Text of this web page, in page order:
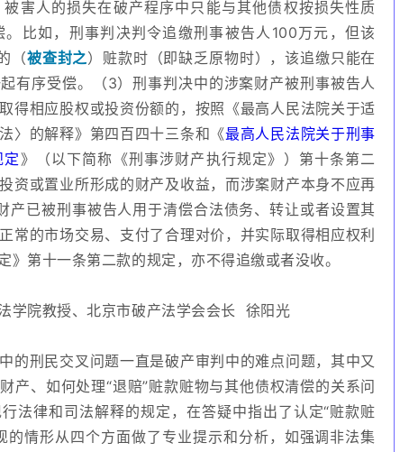
被害人的损失在破产程序中只能与其他债权按损失性质
。比如，刑事判决判令追缴刑事被告人100万元，但该
（被查封之）赃款时（即缺乏原物时），该追缴只能在
有序受偿。（3）刑事判决中的涉案财产被刑事被告人
得相应股权或投资份额的，按照《最高人民法院关于适
〉的解释》第四百四十三条和《最高人民法院关于刑事
》（以下简称《刑事涉财产执行规定》）第十条第二
资或置业所形成的财产及收益，而涉案财产本身不应再
产已被刑事被告人用于清偿合法债务、转让或者设置其
常的市场交易、支付了合理对价，并实际取得相应权利
》第十一条第二款的规定，亦不得追缴或者没收。
学院教授、北京市破产法学会会长 徐阳光
的刑民交叉问题一直是破产审判中的难点问题，其中又
产、如何处理“退赔”赃款赃物与其他债权清偿的关系问
法律和司法解释的规定，在答疑中指出了认定“赃款赃
的情形从四个方面做了专业提示和分析，如强调非法集